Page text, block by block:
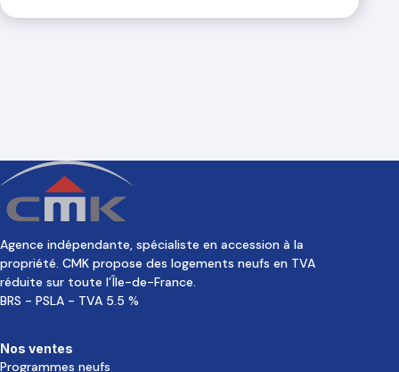
Agence indépendante, spécialiste en accession à la
propriété. CMK propose des logements neufs en TVA
réduite sur toute l’Île-de-France.
BRS - PSLA - TVA 5.5 %
Nos ventes
Programmes neufs